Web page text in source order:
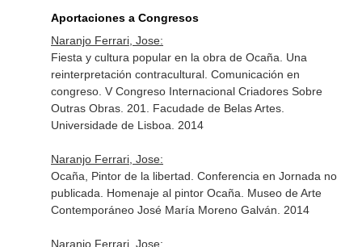
Aportaciones a Congresos
Naranjo Ferrari, Jose:
Fiesta y cultura popular en la obra de Ocaña. Una
reinterpretación contracultural. Comunicación en
congreso. V Congreso Internacional Criadores Sobre
Outras Obras. 201. Facudade de Belas Artes.
Universidade de Lisboa. 2014
Naranjo Ferrari, Jose:
Ocaña, Pintor de la libertad. Conferencia en Jornada no
publicada. Homenaje al pintor Ocaña. Museo de Arte
Contemporáneo José María Moreno Galván. 2014
Naranjo Ferrari, Jose: